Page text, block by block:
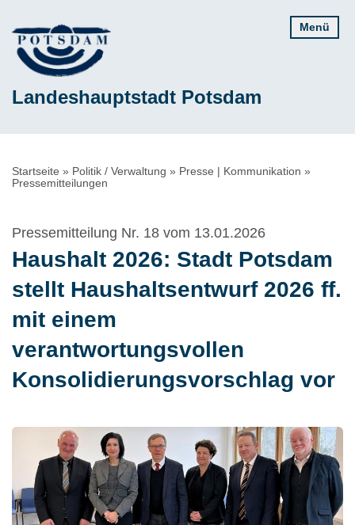
zum
Inhalt
Landeshauptstadt Potsdam
Menü
Pfadnavigation
Startseite Politik / Verwaltung
Presse | Kommunikation
Pressemitteilungen
Pressemitteilung Nr. 18 vom 13.01.2026
Haushalt 2026: Stadt Potsdam
stellt Haushaltsentwurf 2026 ff.
mit einem
verantwortungsvollen
Konsolidierungsvorschlag vor